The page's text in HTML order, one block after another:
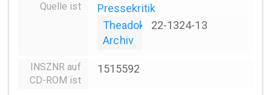
Quelle ist
Pressekritik
Theadok
Archiv
22-1324-13
INSZNR auf
CD-ROM ist
1515592